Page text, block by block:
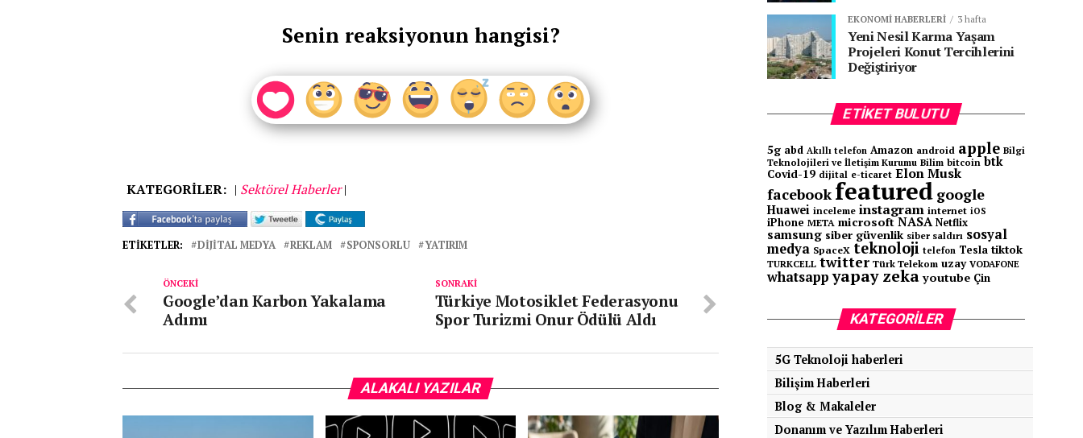
Senin reaksiyonun hangisi?
KATEGORİLER: | Sektörel Haberler |
ETIKETLER: DIJITAL MEDYA REKLAM SPONSORLU YATIRIM
SONRAKI
Türkiye Motosiklet Federasyonu
Spor Turizmi Onur Ödülü Aldı
ÖNCEKI
Google’dan Karbon Yakalama
Adımı
ALAKALI YAZILAR
EKONOMI HABERLERI 3 hafta
Yeni Nesil Karma Yaşam
Projeleri Konut Tercihlerini
Değiştiriyor
ETIKET BULUTU
5g abd Akıllı telefon Amazon android apple Bilgi
Teknolojileri ve İletişim Kurumu Bilim bitcoin btk
Covid-19 dijital e-ticaret Elon Musk
facebook featured google
Huawei inceleme instagram internet iOS
iPhone META microsoft NASA Netflix
samsung siber güvenlik siber saldırı sosyal
medya SpaceX teknoloji telefon Tesla tiktok
TURKCELL twitter Türk Telekom uzay VODAFONE
whatsapp yapay zeka youtube Çin
KATEGORILER
5G Teknoloji haberleri
Bilişim Haberleri
Blog & Makaleler
Donanım ve Yazılım Haberleri